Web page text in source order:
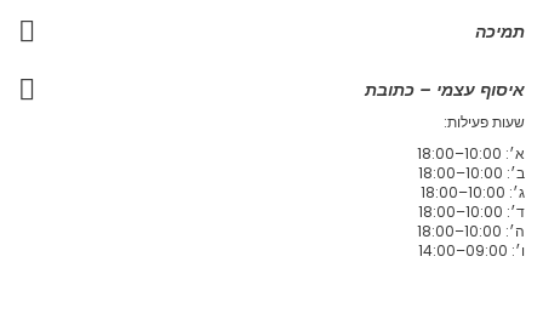
תמיכה
איסוף עצמי – כתובת
שעות פעילות:
א׳: 10:00–18:00
ב׳: 10:00–18:00
ג׳: 10:00–18:00
ד׳: 10:00–18:00
ה׳: 10:00–18:00
ו׳: 09:00–14:00